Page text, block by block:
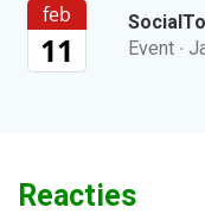
feb
11
Event ·
Reacties